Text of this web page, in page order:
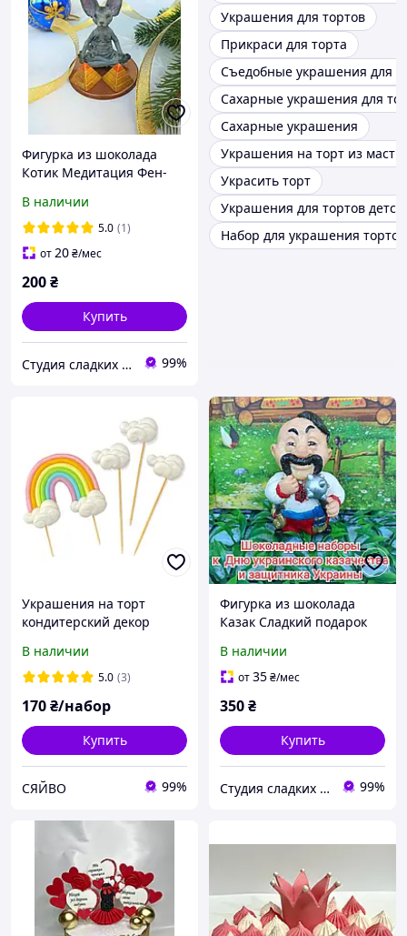
Фигурка из шоколада
Котик Медитация Фен-
Фигурка из шоколада на
торт Шоколад ручной
работы
В наличии
5.0 (1)
от20₴/мес
200₴
Купить
Студия сладких подарков "Vchocolade" 99%
Украшения для тортов
Прикраси для торта
Съедобные украшения для
Сахарные украшения для
Сахарные украшения
Украшения на торт из
Украсить торт
Украшения для тортов
Набор для украшения тортов
Украшения на торт
кондитерский декор
В наличии
5.0 (3)
170₴/набор
Купить
СЯЙВО 99%
Фигурка из шоколада
Казак Сладкий подарок
Украшения из
бельгийского шоколада
В наличии
от35₴/мес
350₴
Купить
Студия сладких подарков "Vchocolade" 99%